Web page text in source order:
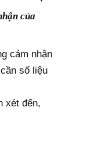
của
cảm nhận
số liệu
xét đến,